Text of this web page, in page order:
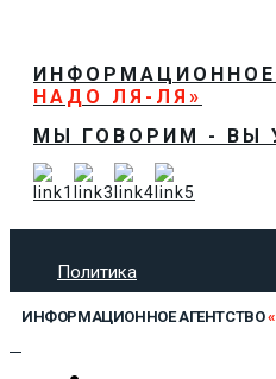
НАДО ЛЯ-ЛЯ»
МЫ ГОВОРИМ - ВЫ
Политика
ИНФОРМАЦИОННОЕ АГЕНТСТВО